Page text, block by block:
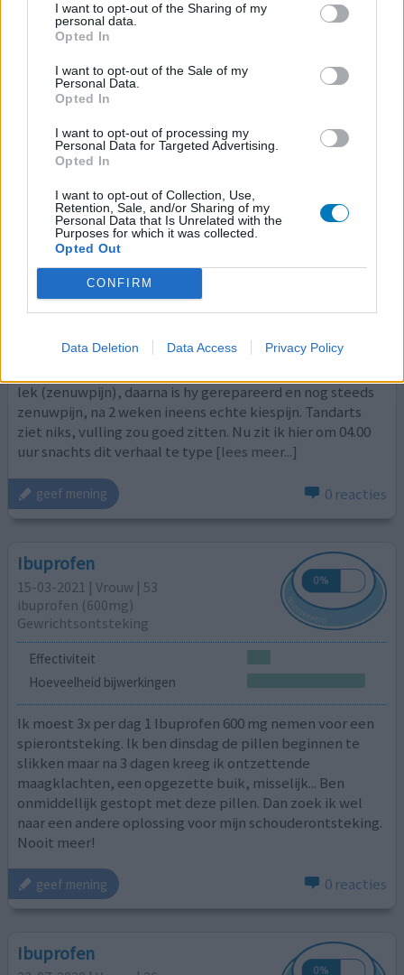
I want to opt-out of the Sharing of my
personal data.
Opted In
I want to opt-out of the Sale of my
Personal Data.
Opted In
I want to opt-out of processing my
Personal Data for Targeted Advertising.
Opted In
I want to opt-out of Collection, Use,
Retention, Sale, and/or Sharing of my
Personal Data that Is Unrelated with the
Purposes for which it was collected.
Opted Out
CONFIRM
Data Deletion Data Access Privacy Policy
600 mg bruis van de huisarts voorgeschreven met een
maag beschermer. Half uurtje naar inname is de pijn
meer...]
geef mening
Ibuprofen
24-04-2021 | Vrouw | 34
ibuprofen (600mg)
Kiespijn
Effectiviteit
Hoeveelheid bijwerkingen
dagen stopte met ibuprofen. Daarna kwam de kiespijn
lek (zenuwpijn), daarna is hy gerepareerd en nog steeds
zenuwpijn, na 2 weken ineens echte kiespijn. Tandarts
ziet niks, vulling zou goed zitten. Nu zit ik hier om 04.00
uur snachts dit verhaal te type [lees meer...]
geef mening 0 reacties
Ibuprofen
15-03-2021 | Vrouw | 53
ibuprofen (600mg)
Gewrichtsontsteking
Effectiviteit
Hoeveelheid bijwerkingen
Ik moest 3x per dag 1 Ibuprofen 600 mg nemen voor een
spierontsteking. Ik ben dinsdag de pillen beginnen te
slikken maar na 3 dagen kreeg ik ontzettende
maagklachten, een opgezette buik, misselijk... Ben
onmiddellijk gestopt met deze pillen. Dan zoek ik wel
naar een andere oplossing voor mijn schouderontsteking.
Nooit meer!
geef mening 0 reacties
Ibuprofen